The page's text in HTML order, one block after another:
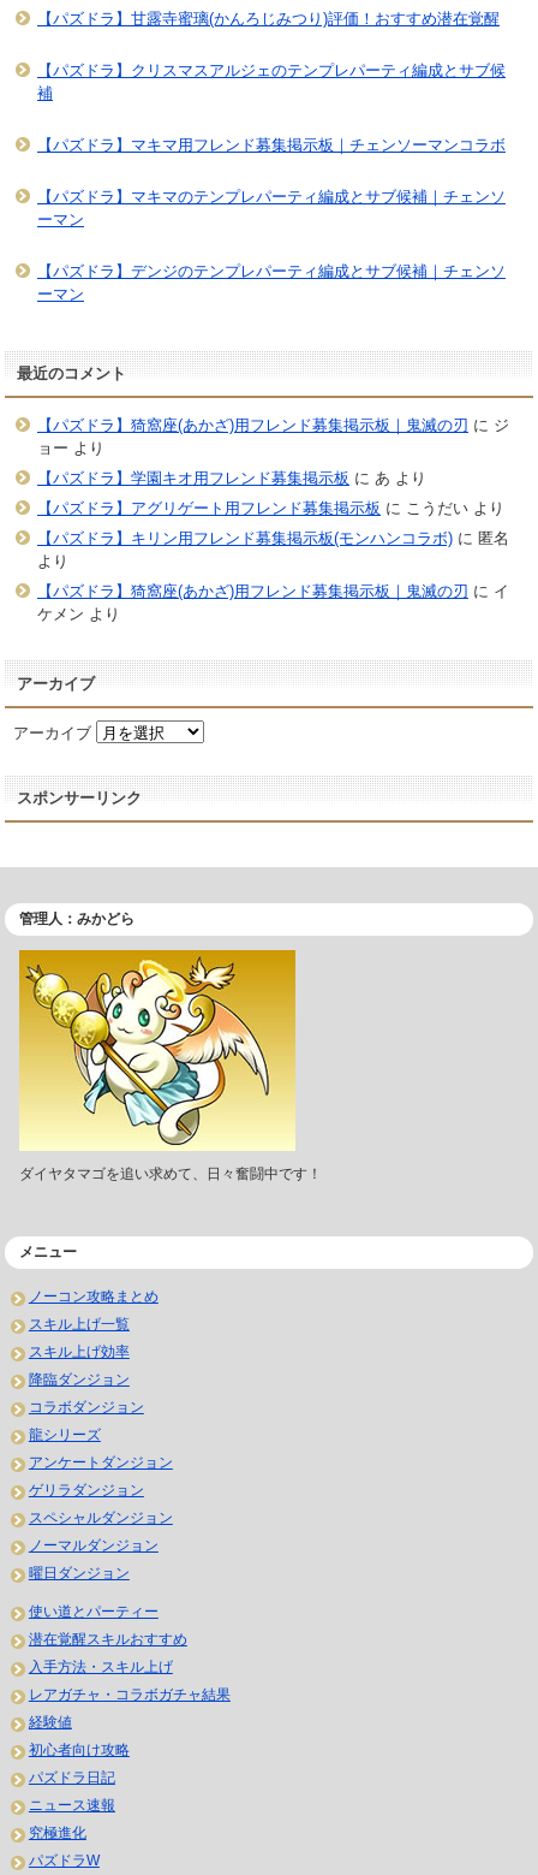
【パズドラ】甘露寺蜜璃(かんろじみつり)評価！おすすめ潜在覚醒
【パズドラ】クリスマスアルジェのテンプレパーティ編成とサブ候
補
【パズドラ】マキマ用フレンド募集掲示板｜チェンソーマンコラボ
【パズドラ】マキマのテンプレパーティ編成とサブ候補｜チェンソ
ーマン
【パズドラ】デンジのテンプレパーティ編成とサブ候補｜チェンソ
ーマン
最近のコメント
【パズドラ】猗窩座(あかざ)用フレンド募集掲示板｜鬼滅の刃 に ジ
ョー より
【パズドラ】学園キオ用フレンド募集掲示板 に あ より
【パズドラ】アグリゲート用フレンド募集掲示板 に こうだいより
【パズドラ】キリン用フレンド募集掲示板(モンハンコラボ)に 匿名
より
【パズドラ】猗窩座(あかざ)用フレンド募集掲示板｜鬼滅の刃 に イ
ケメン より
アーカイブ
アーカイブ
スポンサーリンク
管理人：みかどら
ダイヤタマゴを追い求めて、日々奮闘中です！
メニュー
ノーコン攻略まとめ
スキル上げ一覧
スキル上げ効率
降臨ダンジョン
コラボダンジョン
龍シリーズ
アンケートダンジョン
ゲリラダンジョン
スペシャルダンジョン
ノーマルダンジョン
曜日ダンジョン
使い道とパーティー
潜在覚醒スキルおすすめ
入手方法・スキル上げ
レアガチャ・コラボガチャ結果
経験値
初心者向け攻略
パズドラ日記
ニュース速報
究極進化
パズドラW